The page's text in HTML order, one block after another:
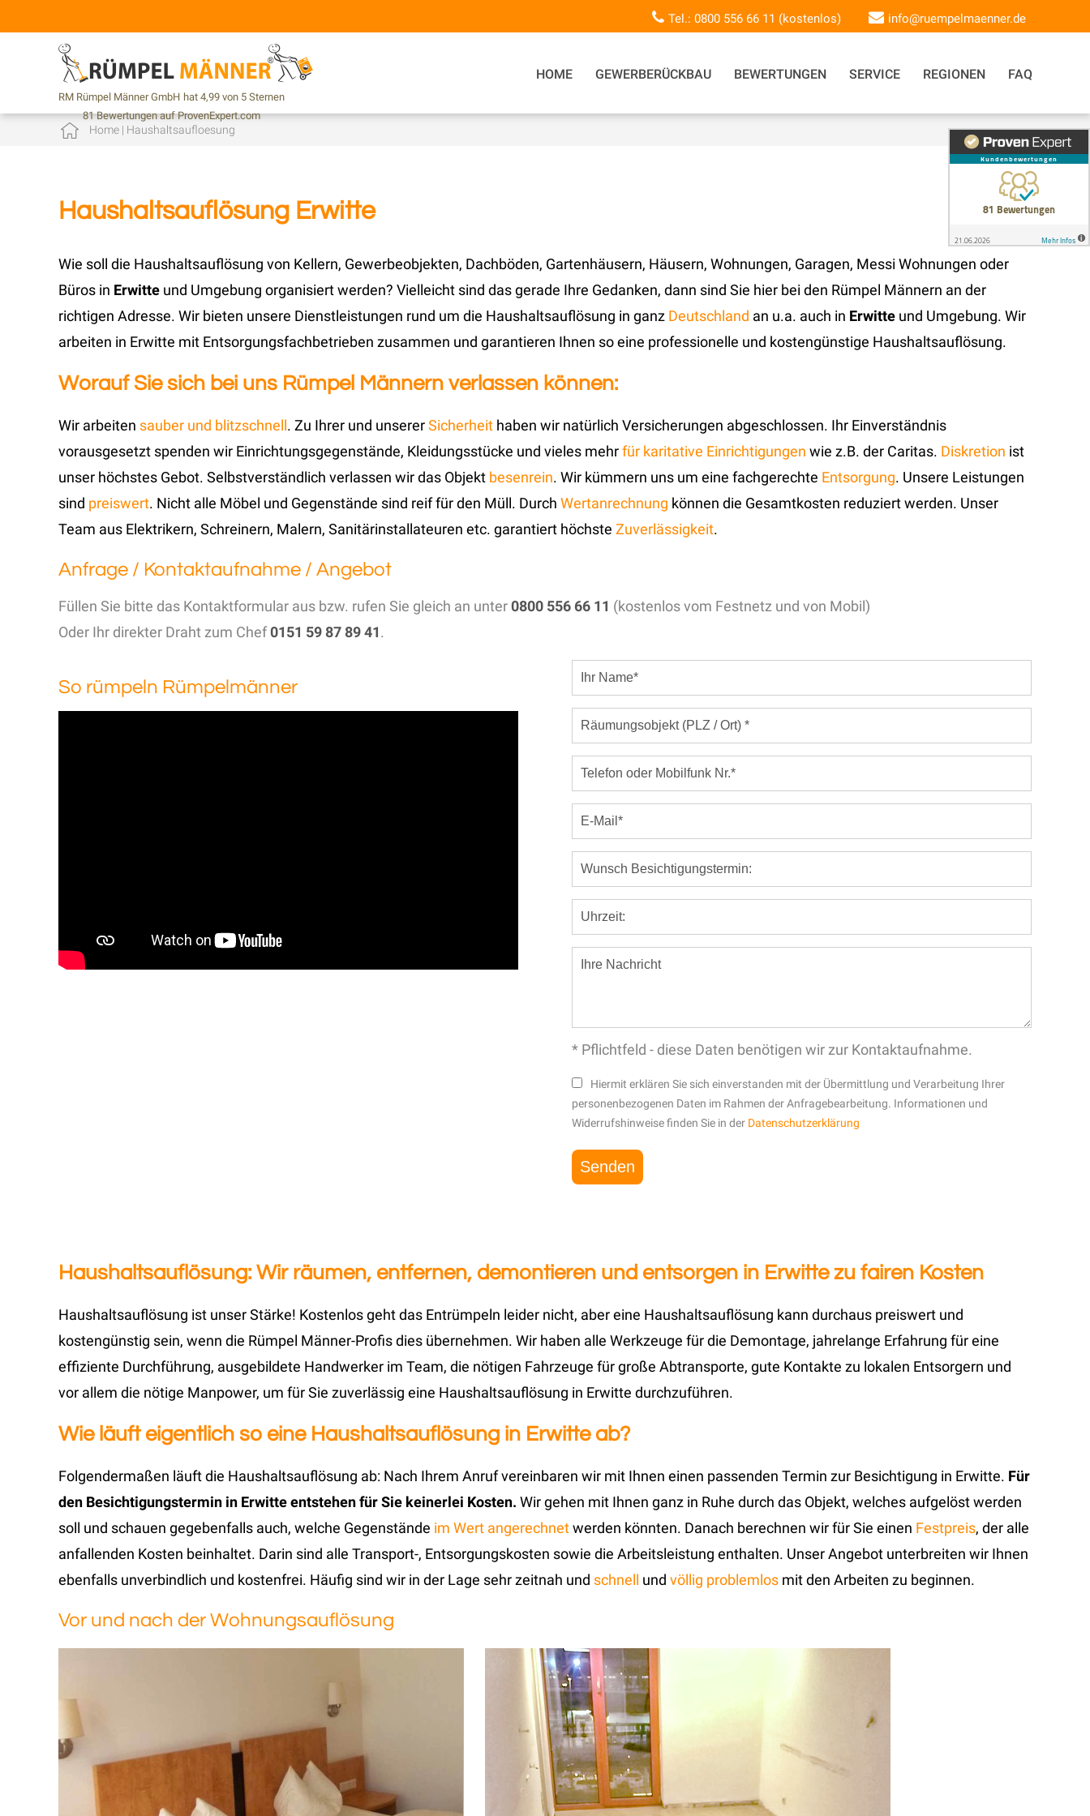
Tel.: 0800 556 66 11 (kostenlos) info@ruempelmaenner.de
HOME GEWERBERÜCKBAU BEWERTUNGEN SERVICE REGIONEN FAQ
RM Rümpel Männer GmbH hat 4,99 von 5 Sternen
81Bewertungen auf ProvenExpert.com
Home| Haushaltsaufloesung
Haushaltsauflösung Erwitte
Wie soll die Haushaltsauflösung von Kellern, Gewerbeobjekten, Dachböden, Gartenhäusern, Häusern, Wohnungen, Garagen, Messi Wohnungen oder
Büros in Erwitte und Umgebung organisiert werden? Vielleicht sind das gerade Ihre Gedanken, dann sind Sie hier bei den Rümpel Männern an der
richtigen Adresse. Wir bieten unsere Dienstleistungen rund um die Haushaltsauflösung in ganz Deutschland an u.a. auch in Erwitte und Umgebung. Wir
arbeiten in Erwitte mit Entsorgungsfachbetrieben zusammen und garantieren Ihnen so eine professionelle und kostengünstige Haushaltsauflösung.
Worauf Sie sich bei uns Rümpel Männern verlassen können:
Wir arbeiten sauber und blitzschnell. Zu Ihrer und unsererSicherheit haben wir natürlich Versicherungen abgeschlossen. Ihr Einverständnis
vorausgesetzt spenden wir Einrichtungsgegenstände, Kleidungsstücke und vieles mehrfür karitative Einrichtigungen wie z.B. der Caritas. Diskretion ist
unser höchstes Gebot. Selbstverständlich verlassen wir das Objekt besenrein. Wir kümmern uns um eine fachgerechte Entsorgung. Unsere Leistungen
sind preiswert. Nicht alle Möbel und Gegenstände sind reif für den Müll. Durch Wertanrechnung können die Gesamtkosten reduziert werden. Unser
Team aus Elektrikern, Schreinern, Malern, Sanitärinstallateuren etc. garantiert höchste Zuverlässigkeit.
Anfrage / Kontaktaufnahme / Angebot
Füllen Sie bitte das Kontaktformular aus bzw. rufen Sie gleich an unter0800 556 66 11 (kostenlos vom Festnetz und von Mobil)
Oder Ihr direkter Draht zum Chef0151 59 87 89 41.
So rümpeln Rümpelmänner
* Pflichtfeld - diese Daten benötigen wir zur Kontaktaufnahme.
Hiermit erklären Sie sich einverstanden mit der Übermittlung und Verarbeitung Ihrer
personenbezogenen Daten im Rahmen der Anfragebearbeitung. Informationen und
Widerrufshinweise finden Sie in der Datenschutzerklärung
Haushaltsauflösung: Wir räumen, entfernen, demontieren und entsorgen in Erwitte zu fairen Kosten
Haushaltsauflösung ist unser Stärke! Kostenlos geht das Entrümpeln leider nicht, aber eine Haushaltsauflösung kann durchaus preiswert und
kostengünstig sein, wenn die Rümpel Männer-Profis dies übernehmen. Wir haben alle Werkzeuge für die Demontage, jahrelange Erfahrung für eine
effiziente Durchführung, ausgebildete Handwerker im Team, die nötigen Fahrzeuge für große Abtransporte, gute Kontakte zu lokalen Entsorgern und
vor allem die nötige Manpower, um für Sie zuverlässig eine Haushaltsauflösung in Erwitte durchzuführen.
Wie läuft eigentlich so eine Haushaltsauflösung in Erwitte ab?
Folgendermaßen läuft die Haushaltsauflösung ab: Nach Ihrem Anruf vereinbaren wir mit Ihnen einen passenden Termin zur Besichtigung in Erwitte. Für
den Besichtigungstermin in Erwitte entstehen für Sie keinerlei Kosten. Wir gehen mit Ihnen ganz in Ruhe durch das Objekt, welches aufgelöst werden
soll und schauen gegebenfalls auch, welche Gegenstände im Wert angerechnetwerden könnten. Danach berechnen wir für Sie einen Festpreis, der alle
anfallenden Kosten beinhaltet. Darin sind alle Transport-, Entsorgungskosten sowie die Arbeitsleistung enthalten. Unser Angebot unterbreiten wir Ihnen
ebenfalls unverbindlich und kostenfrei. Häufig sind wir in der Lage sehr zeitnah und schnell und völlig problemlos mit den Arbeiten zu beginnen.
Vor und nach der Wohnungsauflösung